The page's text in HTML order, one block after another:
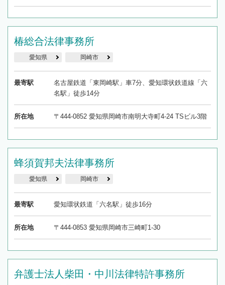
椿総合法律事務所
愛知県 岡崎市
最寄駅
名古屋鉄道「東岡崎駅」車7分、愛知環状鉄道線「六
名駅」徒歩14分
所在地 〒444-0852 愛知県岡崎市南明大寺町4-24 TSビル3階
蜂須賀邦夫法律事務所
愛知県 岡崎市
最寄駅 愛知環状鉄道「六名駅」徒歩16分
所在地 〒444-0853 愛知県岡崎市三崎町1-30
弁護士法人柴田・中川法律特許事務所